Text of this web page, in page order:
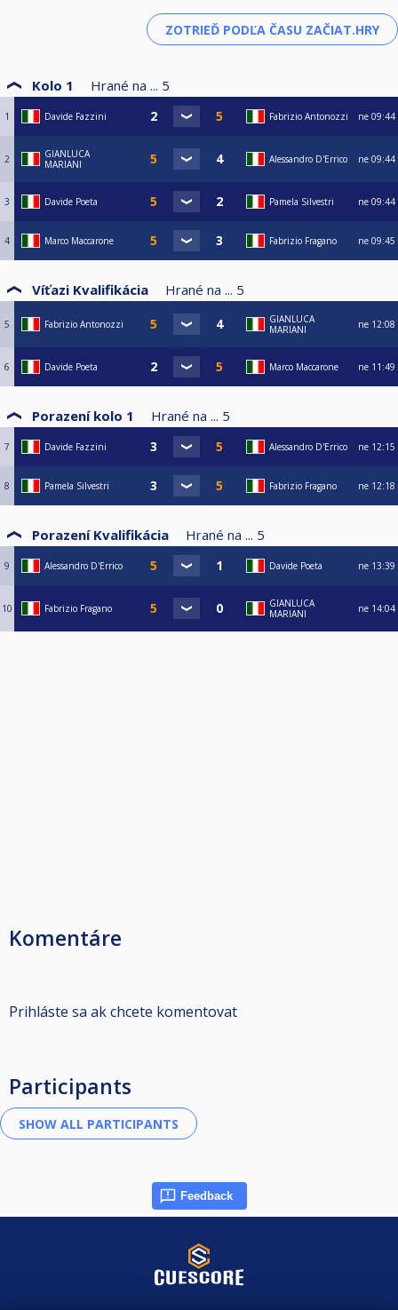
Kolo 1 Hrané na ... 5
1 Davide Fazzini Fabrizio Antonozzi ne 09:44
2
GIANLUCA
MARIANI
Alessandro D'Errico ne 09:44
3 Davide Poeta Pamela Silvestri ne 09:44
4 Marco Maccarone Fabrizio Fragano ne 09:45
Víťazi Kvalifikácia Hrané na ... 5
5 Fabrizio Antonozzi
GIANLUCA
MARIANI
ne 12:08
6 Davide Poeta Marco Maccarone ne 11:49
Porazení kolo 1 Hrané na ... 5
7 Davide Fazzini Alessandro D'Errico ne 12:15
8 Pamela Silvestri Fabrizio Fragano ne 12:18
Porazení Kvalifikácia Hrané na ... 5
9 Alessandro D'Errico Davide Poeta ne 13:39
10 Fabrizio Fragano
GIANLUCA
MARIANI
ne 14:04
Komentáre
Prihláste sa ak chcete komentovat
Participants
Feedback